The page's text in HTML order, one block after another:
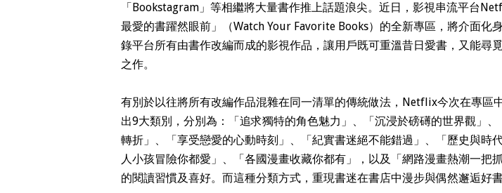
「Bookstagram」等相繼將大量書作推上話題浪尖。近日，影視串流平台
最愛的書躍然眼前」（Watch Your Favorite Books）的全新專區，將介面化
錄平台所有由書作改編而成的影視作品，讓用戶既可重溫昔日愛書，又能尋
之作。
有別於以往將所有改編作品混雜在同一清單的傳統做法，Netflix今次在專區
出9大類別，分別為：「追求獨特的角色魅力」、「沉浸於磅礡的世界觀」
轉折」、「享受戀愛的心動時刻」、「紀實書迷絕不能錯過」、「歷史與時
人小孩冒險你都愛」、「各國漫畫收藏你都有」，以及「網路漫畫熱潮一把
的閱讀習慣及喜好。而這種分類方式，重現書迷在書店中漫步與偶然邂逅好書